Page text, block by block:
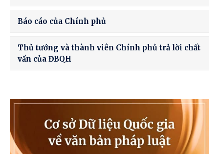
Báo cáo của Chính phủ
Thủ tướng và thành viên Chính phủ trả lời chất
vấn của ĐBQH